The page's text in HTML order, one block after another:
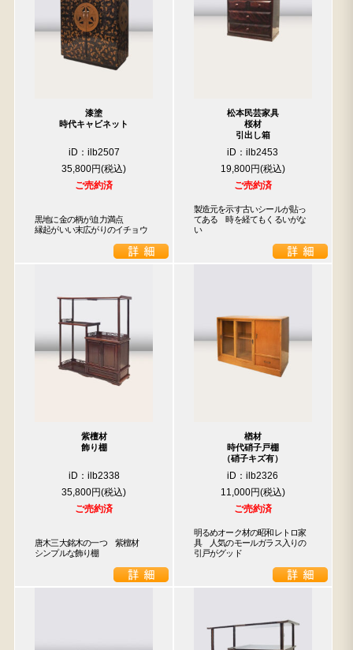
漆塗
時代キャビネット
iD：ilb2507
35,800円
ご売約済
黒地に金の柄が迫力満点
縁起がいい末広がりのイチョウ
松本民芸家具
桜材
引出し箱
iD：ilb2453
19,800円
ご売約済
製造元を示す古いシールが貼っ
てある　時を経てもくるいがな
い
紫檀材
飾り棚
iD：ilb2338
35,800円
ご売約済
唐木三大銘木の一つ　紫檀材
シンプルな飾り棚
楢材
時代硝子戸棚
（硝子キズ有）
iD：ilb2326
11,000円
ご売約済
明るめオーク材の昭和レトロ家
具　人気のモールガラス入りの
引戸がグッド